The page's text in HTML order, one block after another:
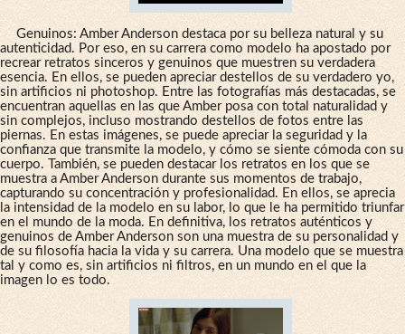
Genuinos: Amber Anderson destaca por su belleza natural y su
autenticidad. Por eso, en su carrera como modelo ha apostado por
recrear retratos sinceros y genuinos que muestren su verdadera
esencia. En ellos, se pueden apreciar destellos de su verdadero yo,
sin artificios ni photoshop. Entre las fotografías más destacadas, se
encuentran aquellas en las que Amber posa con total naturalidad y
sin complejos, incluso mostrando destellos de fotos entre las
piernas. En estas imágenes, se puede apreciar la seguridad y la
confianza que transmite la modelo, y cómo se siente cómoda con su
cuerpo. También, se pueden destacar los retratos en los que se
muestra a Amber Anderson durante sus momentos de trabajo,
capturando su concentración y profesionalidad. En ellos, se aprecia
la intensidad de la modelo en su labor, lo que le ha permitido triunfar
en el mundo de la moda. En definitiva, los retratos auténticos y
genuinos de Amber Anderson son una muestra de su personalidad y
de su filosofía hacia la vida y su carrera. Una modelo que se muestra
tal y como es, sin artificios ni filtros, en un mundo en el que la
imagen lo es todo.